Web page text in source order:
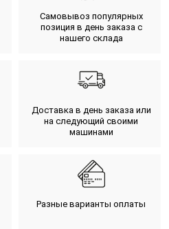
Самовывоз популярных
позиция в день заказа с
нашего склада
Доставка в день заказа или
на следующий своими
машинами
Разные варианты оплаты